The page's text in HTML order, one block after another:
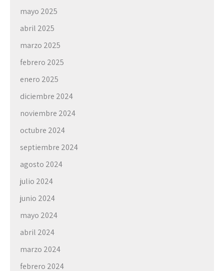
mayo 2025
abril 2025
marzo 2025
febrero 2025
enero 2025
diciembre 2024
noviembre 2024
octubre 2024
septiembre 2024
agosto 2024
julio 2024
junio 2024
mayo 2024
abril 2024
marzo 2024
febrero 2024